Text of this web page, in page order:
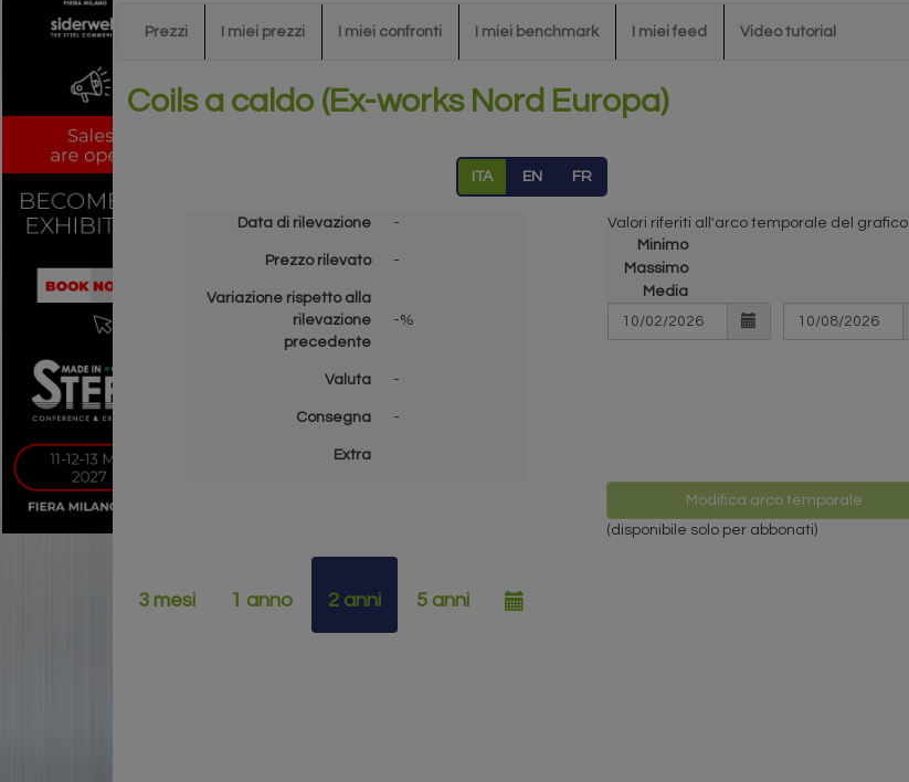
Prezzi I miei prezzi I miei confronti I miei benchmark I miei feed Video tutorial
Coils a caldo (Ex-works Nord Europa)
ITA EN FR
Data di rilevazione -
Prezzo rilevato -
Variazione rispetto alla
rilevazione
precedente
-%
Valuta -
Consegna -
Extra
Valori riferiti all'arco temporale del grafico
Minimo
Massimo
Media
Modifica arco temporale
(disponibile solo per abbonati)
3 mesi 1 anno 2 anni 5 anni